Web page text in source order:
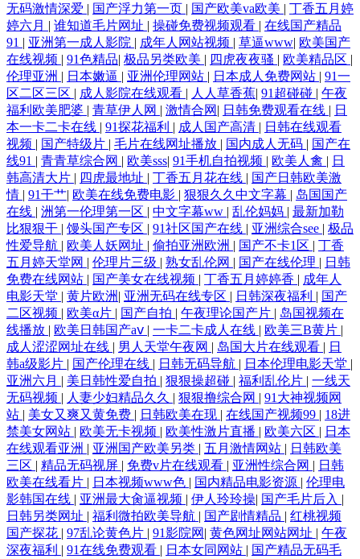
无码激情深爱 | 国产浮力第一页 | 国产欧美va欧美 | 丁香五月婷
婷六月 | 谁知道毛片网址 | 操碰免费视频观看 | 在线国产精品
91 | 亚洲第一成人影院 | 成年人网站视频 | 草逼www| 欧美国产
在线视频 | 91色精品| 极品另类欧美 | 四虎夜夜骚 | 欧美精品区 |
伦理亚洲 | 日本嫩逼 | 亚洲伦理网站 | 日本成人免费网站 | 91一
区二区三区 | 成人影院在线观看 | 人人草香蕉| 91超碰碰 | 午夜
福利欧美肥婆 | 青草伊人网 | 激情合网 | 日韩免费观看在线 | 日
本一卡二卡在线 | 91探花福利 | 成人国产高清 | 日韩在线观看
视频 | 国产特级片 | 毛片在线网址播放 | 国内成人无码 | 国产在
线91 | 青青草综合网 | 欧美sss| 91手机自拍视频 | 欧美人禽 | 日
韩高清大片 | 四虎最地址 | 丁香五月花在线 | 国产日韩欧美激
情 | 91干艹| 欧美在线免费电影 | 狠狠久久中文字幕 | 岛国国产
在线 | 洲第一伦理第一区 | 中文字幕ww | 乱伦妈妈 | 最新加勒
比狠狠干 | 馒头国产专区 | 91社区国产在线 | 亚洲综合see | 极品
性爱导航 | 欧美人妖网址 | 偷拍亚洲欧洲 | 国产不卡1区 | 丁香
五月婷天堂网 | 伦理片三级 | 熟女乱伦网 | 国产在线伦理 | 日韩
免费在线网站 | 国产美女在线视频 | 丁香五月婷婷香 | 成年人
电影天堂 | 黄片欧洲 | 亚洲无码在线专区 | 日韩深夜福利 | 国产
二区视频 | 欧美α片 | 国产自拍 | 午夜理论国产片 | 岛国视频在
线播放 | 欧美日韩国产aⅴ | 一卡二卡成人在线 | 欧美三B黄片 |
成人涩涩网址在线 | 男人天堂午夜网 | 岛国大片在线观看 | 日
韩a级影片 | 国产伦理在线 | 日韩无码导航 | 日本伦理电影天堂 |
亚洲六月 | 美日韩性爱自拍 | 狠狠操超碰 | 福利乱伦片 | 一线天
无码视频 | 人妻少妇精品久久 | 狠狠撸综合网 | 91大神视频网
站 | 美女又爽又黄免费 | 日韩欧美在现 | 在线国产视频99 | 18进
禁美女网站 | 欧美无卡视频 | 欧美性激片直播 | 欧美六区 | 日本
在线观看亚洲 | 亚洲国产欧美另类 | 五月激情网站 | 日韩欧美
三区 | 精品无码视屏 | 免费v片在线观看 | 亚洲性综合网 | 日韩
欧美在线看片 | 日本视频www色 | 国内精品电影资源 | 伦理电
影韩国在线 | 亚洲最大肏逼视频 | 伊人玲玲操| 国产毛片后入 |
日韩另类网址 | 福利微拍欧美导航 | 国产剧情精品 | 红桃视频
国产探花 | 97乱论黄色片 | 91影院网 | 黄色网址网站网址 | 午夜
深夜福利 | 91在线免费观看 | 日本女同网站 | 国产精品无码毛